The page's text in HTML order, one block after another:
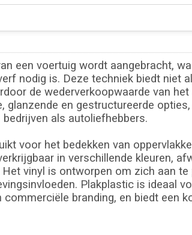
een voertuig wordt aangebracht,
nodig is. Deze techniek biedt niet
de wederverkoopwaarde van
en gestructureerde
als autoliefhebbers.
voor het bedekken van
in verschillende kleuren,
vinyl is ontworpen om zich aan te
Plakplastic is ideaal
branding, en biedt een